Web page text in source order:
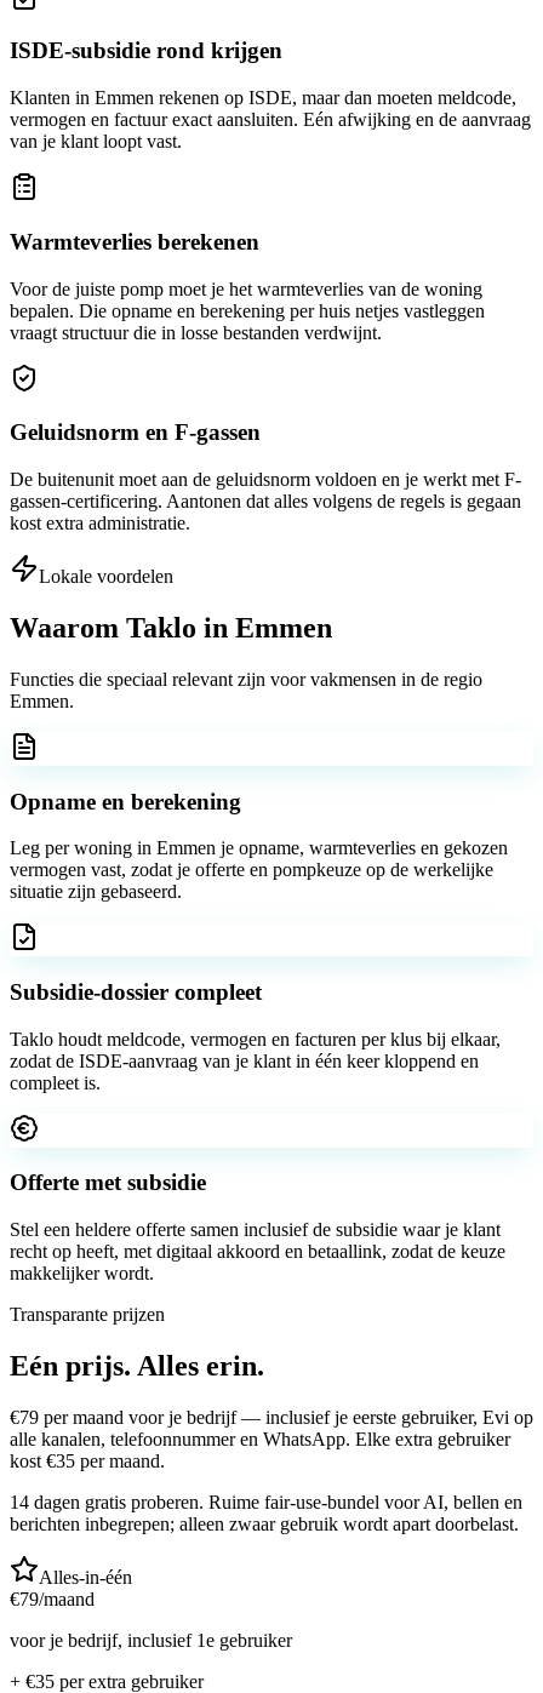
ISDE-subsidie rond krijgen
Klanten in Emmen rekenen op ISDE, maar dan moeten meldcode,
vermogen en factuur exact aansluiten. Eén afwijking en de aanvraag
van je klant loopt vast.
Warmteverlies berekenen
Voor de juiste pomp moet je het warmteverlies van de woning
bepalen. Die opname en berekening per huis netjes vastleggen
vraagt structuur die in losse bestanden verdwijnt.
Geluidsnorm en F-gassen
De buitenunit moet aan de geluidsnorm voldoen en je werkt met F-
gassen-certificering. Aantonen dat alles volgens de regels is gegaan
kost extra administratie.
Lokale voordelen
Waarom Taklo in Emmen
Functies die speciaal relevant zijn voor vakmensen in de regio
Emmen.
Opname en berekening
Leg per woning in Emmen je opname, warmteverlies en gekozen
vermogen vast, zodat je offerte en pompkeuze op de werkelijke
situatie zijn gebaseerd.
Subsidie-dossier compleet
Taklo houdt meldcode, vermogen en facturen per klus bij elkaar,
zodat de ISDE-aanvraag van je klant in één keer kloppend en
compleet is.
Offerte met subsidie
Stel een heldere offerte samen inclusief de subsidie waar je klant
recht op heeft, met digitaal akkoord en betaallink, zodat de keuze
makkelijker wordt.
Transparante prijzen
Eén prijs. Alles erin.
€79 per maand voor je bedrijf — inclusief je eerste gebruiker, Evi op
alle kanalen, telefoonnummer en WhatsApp. Elke extra gebruiker
kost €35 per maand.
14 dagen gratis proberen. Ruime fair-use-bundel voor AI, bellen en
berichten inbegrepen; alleen zwaar gebruik wordt apart doorbelast.
Alles-in-één
€79/maand
voor je bedrijf, inclusief 1e gebruiker
+ €35 per extra gebruiker